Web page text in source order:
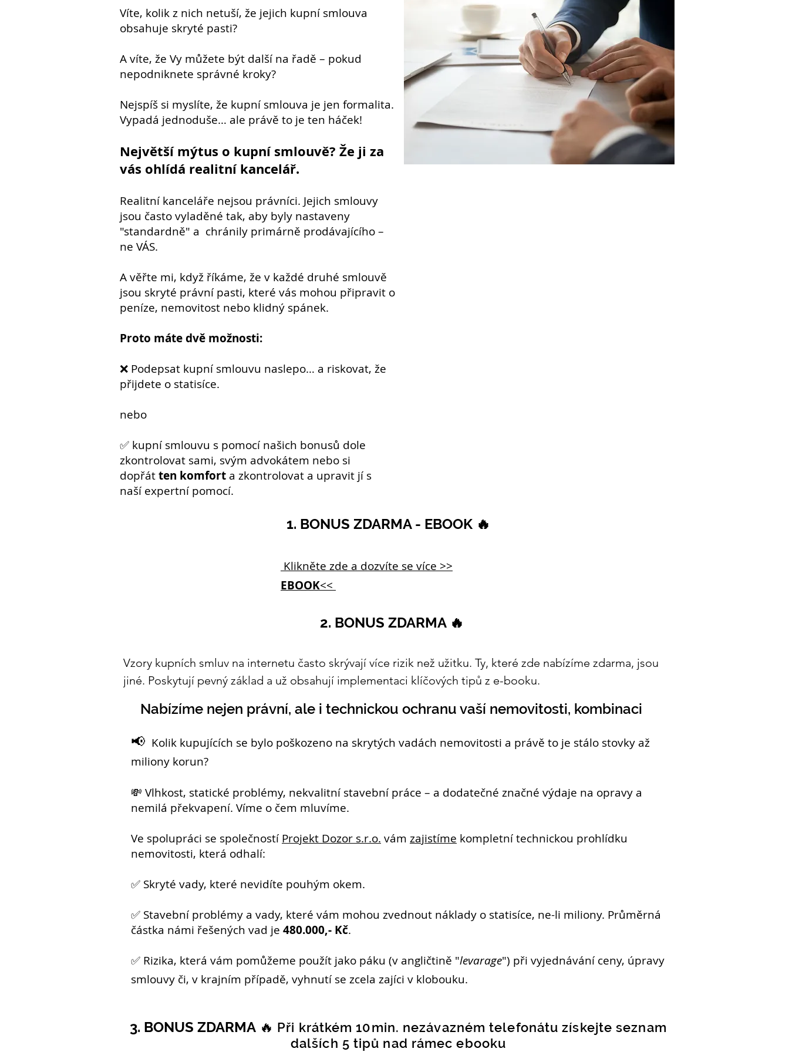
Víte, kolik z nich netuší, že jejich kupní smlouva
obsahuje skryté pasti?
A víte, že Vy můžete být další na řadě – pokud
nepodniknete správné kroky?
Nejspíš si myslíte, že kupní smlouva je jen formalita.
Vypadá jednoduše… ale právě to je ten háček!
Největší mýtus o kupní smlouvě? Že ji za
vás ohlídá realitní kancelář.
Realitní kanceláře nejsou právníci. Jejich smlouvy
jsou často vyladěné tak, aby byly nastaveny
"standardně" a chránily primárně prodávajícího –
ne VÁS.
A věřte mi, když říkáme, že v každé druhé smlouvě
jsou skryté právní pasti, které vás mohou připravit o
peníze, nemovitost nebo klidný spánek.
Proto máte dvě možnosti:
❌ Podepsat kupní smlouvu naslepo… a riskovat, že
přijdete o statisíce.
nebo
✅ kupní smlouvu s pomocí našich bonusů dole
zkontrolovat sami, svým advokátem nebo si
dopřátten komfort a zkontrolovat a upravit jí s
naší expertní pomocí.
1. BONUS ZDARMA - EBOOK 🔥
Klikněte zde a dozvíte se více >>
EBOOK<<
2. BONUS ZDARMA 🔥
Vzory kupních smluv na internetu často skrývají více rizik než užitku. Ty, které zde nabízíme zdarma, jsou
jiné. Poskytují pevný základ a už obsahují implementaci klíčových tipů z e-booku.
Nabízíme nejen právní, ale i technickou ochranu vaší nemovitosti, kombinaci
📢 Kolik kupujících se bylo poškozeno na skrytých vadách nemovitosti a právě to je stálo stovky až
miliony korun?
💸 Vlhkost, statické problémy, nekvalitní stavební práce – a dodatečné značné výdaje na opravy a
nemilá překvapení. Víme o čem mluvíme.
Ve spolupráci se společností Projekt Dozor s.r.o. vám zajistíme kompletní technickou prohlídku
nemovitosti, která odhalí:
✅ Skryté vady, které nevidíte pouhým okem.
✅ Stavební problémy a vady, které vám mohou zvednout náklady o statisíce, ne-li miliony. Průměrná
částka námi řešených vad je 480.000,- Kč.
✅ Rizika, která vám pomůžeme použít jako páku (v angličtině "levarage") při vyjednávání ceny, úpravy
smlouvy či, v krajním případě, vyhnutí se zcela zajíci v klobouku.
3. BONUS ZDARMA 🔥 Při krátkém 10min. nezávazném telefonátu získejte seznam
dalších 5 tipů nad rámec ebooku